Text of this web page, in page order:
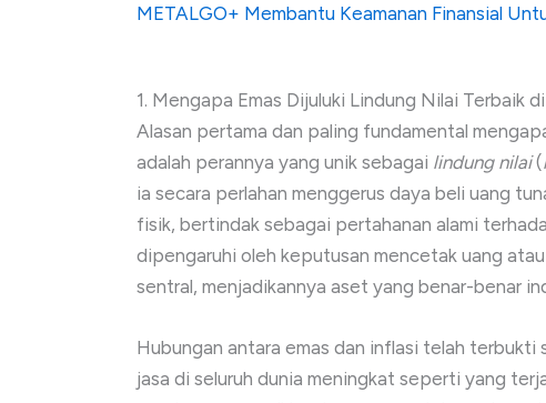
METALGO+ Membantu Keamanan Finansial
1. Mengapa Emas Dijuluki Lindung Nilai Terbaik
Alasan pertama dan paling fundamental
adalah perannya yang unik sebagai lindung nilai(
ia secara perlahan menggerus daya beli uang
fisik, bertindak sebagai pertahanan alami
dipengaruhi oleh keputusan mencetak uang
sentral, menjadikannya aset yang benar-benar
Hubungan antara emas dan inflasi telah
jasa di seluruh dunia meningkat seperti yang